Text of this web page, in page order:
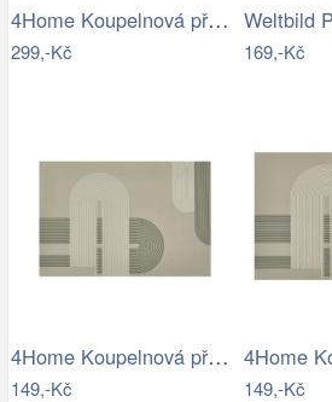
4Home Koupelnová předložka Comfort, 40…
299,-Kč 169,-Kč
4Home Koupelnová předložka Abstract, 40…
149,-Kč 149,-Kč